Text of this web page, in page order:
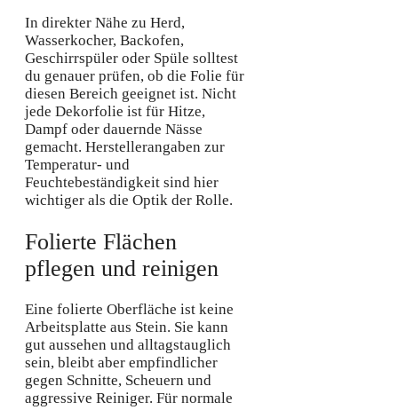
In direkter Nähe zu Herd,
Wasserkocher, Backofen,
Geschirrspüler oder Spüle solltest
du genauer prüfen, ob die Folie für
diesen Bereich geeignet ist. Nicht
jede Dekorfolie ist für Hitze,
Dampf oder dauernde Nässe
gemacht. Herstellerangaben zur
Temperatur- und
Feuchtebeständigkeit sind hier
wichtiger als die Optik der Rolle.
Folierte Flächen
pflegen und reinigen
Eine folierte Oberfläche ist keine
Arbeitsplatte aus Stein. Sie kann
gut aussehen und alltagstauglich
sein, bleibt aber empfindlicher
gegen Schnitte, Scheuern und
aggressive Reiniger. Für normale